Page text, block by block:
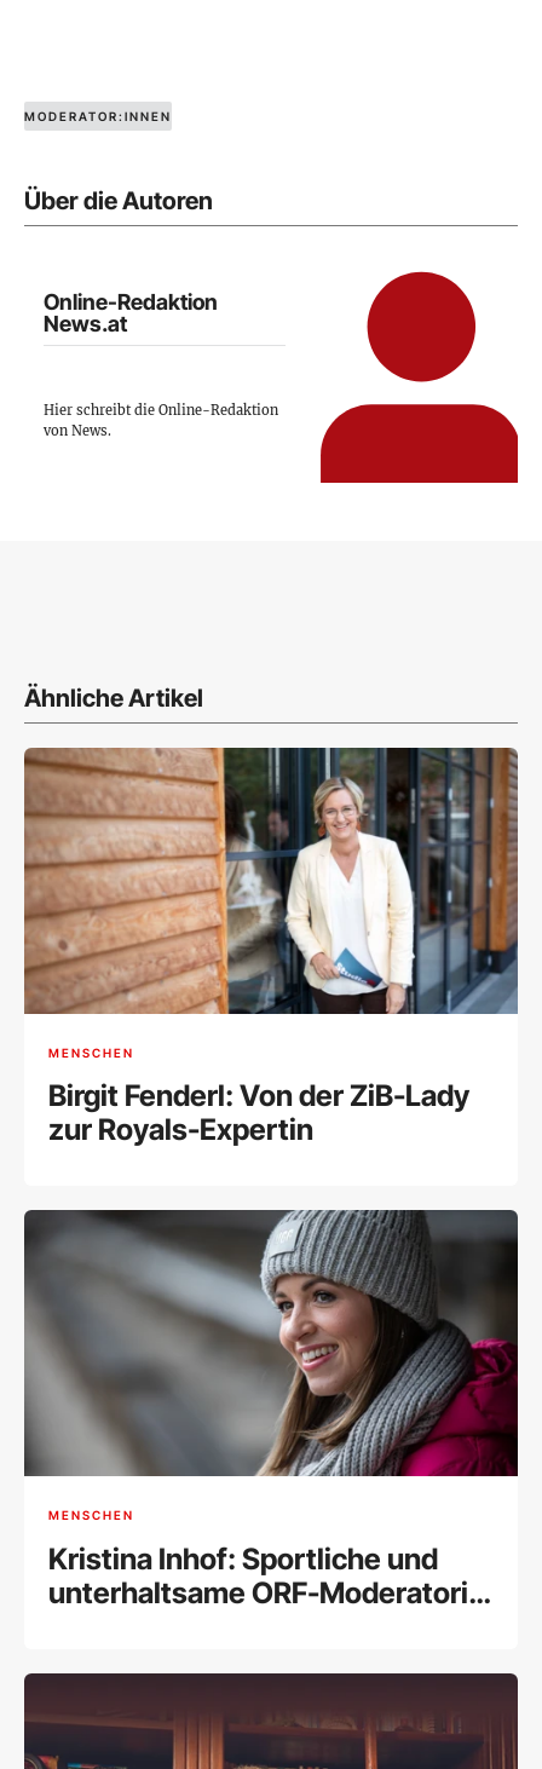
MODERATOR:INNEN
Über die Autoren
Online-Redaktion
News.at
Hier schreibt die Online-Redaktion
von News.
Ähnliche Artikel
MENSCHEN
Birgit Fenderl: Von der ZiB-Lady
zur Royals-Expertin
MENSCHEN
Kristina Inhof: Sportliche und
unterhaltsame ORF-Moderatorin